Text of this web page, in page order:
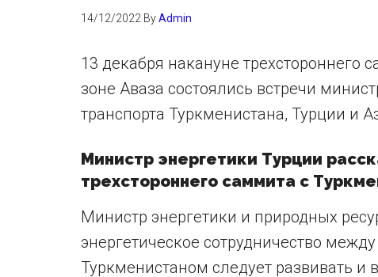
14/12/2022 ByAdmin
13 декабря накануне трехстороннего
зоне Аваза состоялись встречи
транспорта Туркменистана, Турции и
Министр энергетики Турции
трехстороннего саммита с
Министр энергетики и природных
энергетическое сотрудничество
Туркменистаном следует развивать и